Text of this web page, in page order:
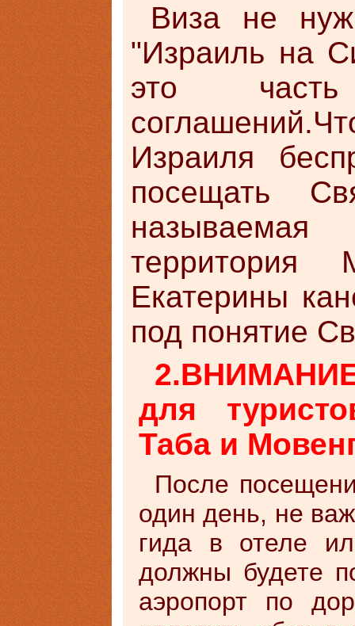
Виза не
"Израиль на
это часть
Израиля
посещать
территория
Екатерины
под понятие
для
Таба и
После
один день, не
гида в отеле
должны будете
аэропорт по